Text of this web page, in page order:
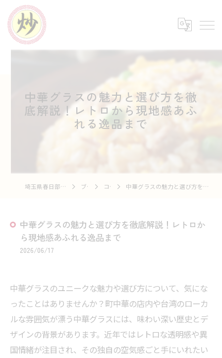
中華グラスの魅力と選び方を徹
底解説！レトロから現地感あふ
れる逸品まで
埼玉県春日部の中華なら中華市場 炒 ブログ コラム 中華グラスの魅力と選び方を徹底解説！レトロから現地感あふれる逸品まで
中華グラスの魅力と選び方を徹底解説！レトロか
ら現地感あふれる逸品まで
2026/06/17
中華グラスのユニークな魅力や選び方について、気にな
ったことはありませんか？町中華の店内や台湾のローカ
ルな雰囲気が漂う中華グラスには、味わい深い歴史とデ
ザインの背景があります。近年ではレトロな透明感や異
国情緒が注目され、その独自の空気感ごと手にいれたい